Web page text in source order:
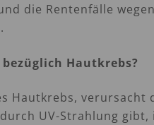
die Rentenfälle
Hautkrebs?
Hautkrebs, verursacht
UV-Strahlung